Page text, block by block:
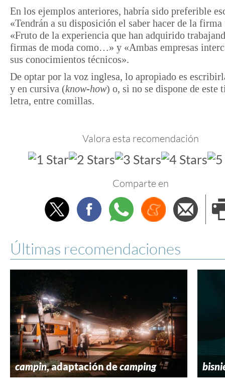
En los ejemplos anteriores, habría sido preferible
«Tendrán a su disposición el saber hacer de la firma
«Fruto de la experiencia que han adquirido
firmas de moda como…» y «Ambas empresas
sus conocimientos técnicos».
De optar por la voz inglesa, lo apropiado es
y en cursiva (know-how) o, si no se dispone de este
letra, entre comillas.
Valora esta recomendación
Comparte en
TwitterFacebookWhatsappMenéame
Últimas recomendaciones
campin, adaptación decamping